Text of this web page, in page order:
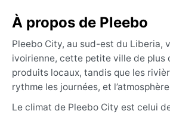
À propos de Pleebo
Pleebo City, au sud-est du Liberia,
ivoirienne, cette petite ville de plus
produits locaux, tandis que les
rythme les journées, et
Le climat de Pleebo City est celui